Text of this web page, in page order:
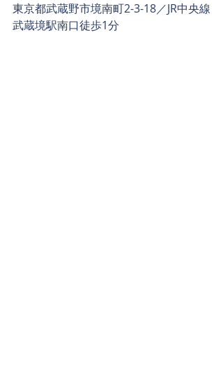
東京都武蔵野市境南町2-3-18／JR中央線
武蔵境駅南口徒歩1分